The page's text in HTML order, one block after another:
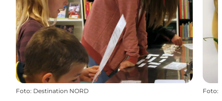
Foto: Destination NORD Foto: